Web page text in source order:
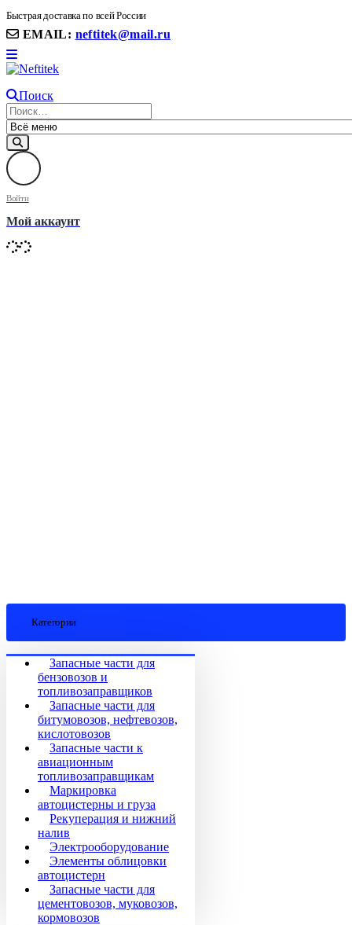
Быстрая доставка по всей России
EMAIL: neftitek@mail.ru
Поиск
Войти
Мой аккаунт
Категории
Запасные части для
бензовозов и
топливозаправщиков
Запасные части для
битумовозов, нефтевозов,
кислотовозов
Запасные части к
авиационным
топливозаправщикам
Маркировка
автоцистерны и груза
Рекуперация и нижний
налив
Электрооборудование
Элементы облицовки
автоцистерн
Запасные части для
цементовозов, муковозов,
кормовозов
8(906) 399 11 22 | 8(905)367-58-58